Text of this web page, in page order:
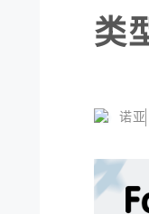
类
诺亚